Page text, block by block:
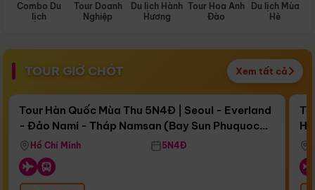
Combo Du
lịch
Tour Doanh
Nghiệp
Du lịch Hành
Hương
Tour Hoa Anh
Đào
Du lịch Mùa
Hè
TOUR GIỜ CHÓT Xem tất cả
Còn16 ngày 12:41:13
Bay Sun Phuquoc Airways
Điểm nổi bật
Tour Hàn Quốc Mùa Thu 5N4Đ | Seoul - Everland
- Đảo Nami - Tháp Namsan (Bay Sun Phuquoc
Airways)
Hồ Chí Minh 5N4Đ